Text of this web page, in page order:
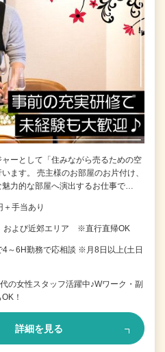
ーとして「住みながら売るための空
ます。 売主様のお部屋のお片付け、
魅力的な部屋へ演出するお仕事で…
手当あり
および近郊エリア ※直行直帰OK
～6H勤務で応相談 ※月8日以上(土日
の女性スタッフ活躍中♪Wワーク・副
！
詳細を見る